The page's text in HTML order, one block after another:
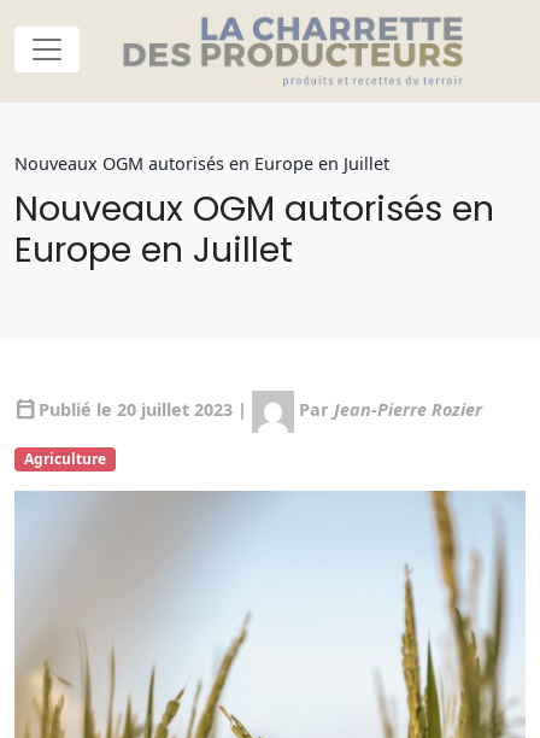
Nouveaux OGM autorisés en Europe en Juillet
Nouveaux OGM autorisés en
Europe en Juillet
calendar_today Publié le 20 juillet 2023 | Par Jean-Pierre Rozier
Agriculture